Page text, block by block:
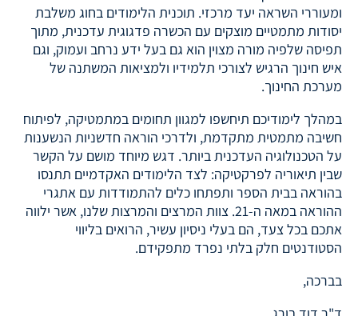
ומעוררי השראה יעד מרכזי. תוכנית הלימודים בחוג משלבת
יסודות מתמטיים מוצקים עם הכשרה פדגוגית עדכנית, מתוך
תפיסה שלפיה מורה מצוין הוא גם בעל ידע נרחב ועמוק, וגם
איש חינוך הרגיש לצורכי תלמידיו ולמציאות המשתנה של
מערכת החינוך.
במהלך לימודיכם תיחשפו למגוון תחומים במתמטיקה, לפיתוח
חשיבה מתמטית מתקדמת, ולדרכי הוראה חדשניות הנשענות
על הטכנולוגיה העדכנית ביותר. דגש מיוחד מושם על הקשר
שבין תיאוריה לפרקטיקה: לצד הלימודים האקדמיים תתנסו
בהוראה בבית הספר ותפתחו כלים להתמודדות עם אתגרי
ההוראה במאה ה-21. צוות המרצים והמרצות שלנו, אשר ילווה
אתכם בכל צעד, הם בעלי ניסיון עשיר, הרואים בליווי
הסטודנטים חלק בלתי נפרד מתפקידם.
בברכה,